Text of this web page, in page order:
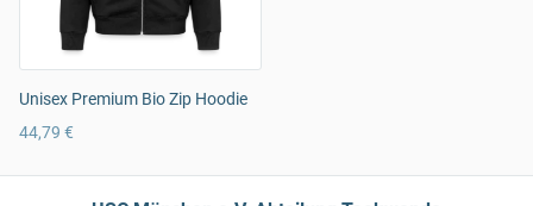
Unisex Premium Bio Zip Hoodie
44,79 €